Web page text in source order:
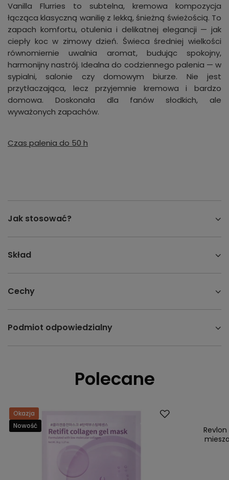
Vanilla Flurries to subtelna, kremowa kompozycja
łącząca klasyczną wanilię z lekką, śnieżną świeżością. To
zapach komfortu, otulenia i delikatnej elegancji — jak
ciepły koc w zimowy dzień. Świeca średniej wielkości
równomiernie uwalnia aromat, budując spokojny,
harmonijny nastrój. Idealna do codziennego palenia — w
sypialni, salonie czy domowym biurze. Nie jest
przytłaczająca, lecz przyjemnie kremowa i bardzo
domowa. Doskonała dla fanów słodkich, ale
wyważonych zapachów.
Czas palenia do 50 h
Jak stosować?
Skład
Cechy
Podmiot odpowiedzialny
Polecane
Okazja
Nowość
Nasz